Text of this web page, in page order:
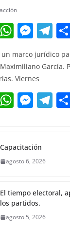
W
at
s
A
p
M
e
ss
e
n
g
T
e
a
m
marco jurídico
García.
Viernes
W
s
A
p
M
e
n
er
T
Capacitación
agosto 6, 2026
El tiempo electoral,
los partidos.
agosto 5, 2026